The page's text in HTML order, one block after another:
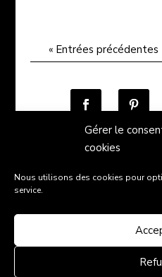
Gérer le
cookies
Nous utilisons des cookies pour
service.
« Entrées précédentes
Conditions
Politique de confidentialité